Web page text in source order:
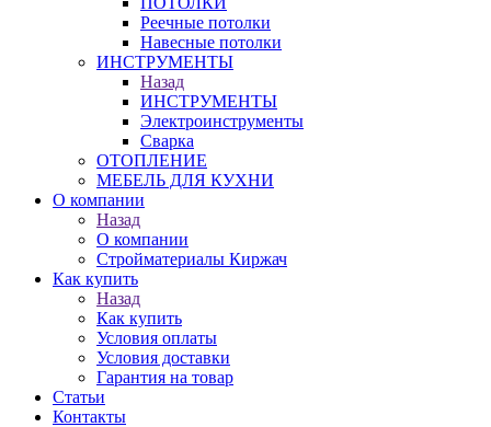
Реечные потолки
Навесные потолки
ИНСТРУМЕНТЫ
Назад
ИНСТРУМЕНТЫ
Электроинструменты
Сварка
ОТОПЛЕНИЕ
МЕБЕЛЬ ДЛЯ КУХНИ
О компании
Назад
О компании
Стройматериалы Киржач
Как купить
Назад
Как купить
Условия оплаты
Условия доставки
Гарантия на товар
Статьи
Контакты